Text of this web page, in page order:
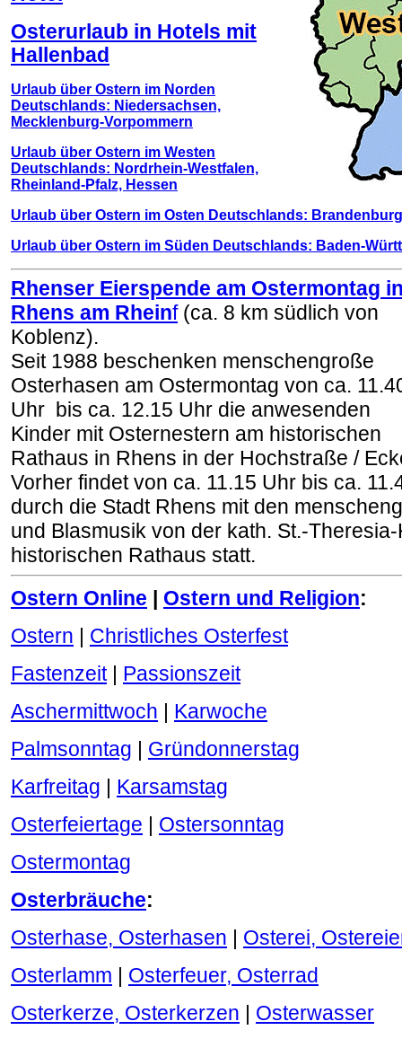
Osterurlaub in Hotels mit
Hallenbad
Urlaub über Ostern im Norden
Deutschlands: Niedersachsen,
Mecklenburg-Vorpommern
Urlaub über Ostern im Westen
Deutschlands: Nordrhein-Westfalen,
Rheinland-Pfalz, Hessen
Urlaub über Ostern im Osten Deutschlands:
Urlaub über Ostern im Süden Deutschlands: Baden-
Rhenser Eierspende am Ostermontag
Rhens am Rheinf (ca. 8 km südlich von
Koblenz).
Seit 1988 beschenken menschengroße
Osterhasen am Ostermontag von ca.
Uhr bis ca. 12.15 Uhr die anwesenden
Kinder mit Osternestern am historischen
Rathaus in Rhens in der Hochstraße /
Vorher findet von ca. 11.15 Uhr bis ca.
durch die Stadt Rhens mit den
und Blasmusik von der kath. St.-
historischen Rathaus statt.
Ostern Online
Ostern und Religion:
Ostern
Christliches Osterfest
Fastenzeit| Passionszeit
Aschermittwoch
Karwoche
Palmsonntag
Gründonnerstag
Karfreitag
Karsamstag
Osterfeiertage
Ostersonntag
Ostermontag
Osterbräuche:
Osterhase, Osterhasen
Osterei,
Osterlamm
Osterfeuer, Osterrad
Osterkerze, Osterkerzen
Osterwasser